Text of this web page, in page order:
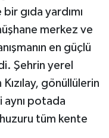
gıda yardımı
merkez ve
en güçlü
Şehrin yerel
gönüllülerin
aynı potada
tüm kente